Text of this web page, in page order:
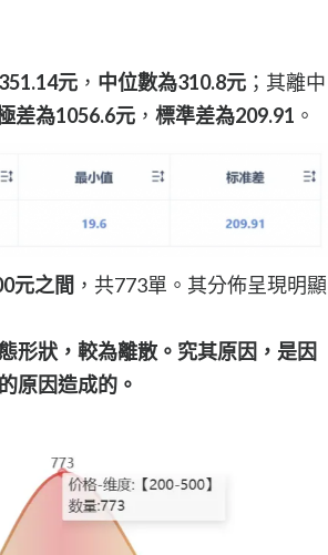
元 ， 中位數為310.8元 ；其離中
差為1056.6元 ， 標準差為209.91 。
元之間 ，共773單。其分佈呈現明顯
形狀，較為離散。究其原因，是因
原因造成的。